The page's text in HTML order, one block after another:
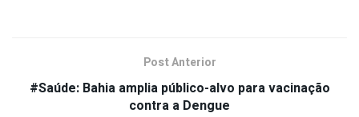
Post Anterior
#Saúde: Bahia amplia público-alvo para vacinação
contra a Dengue